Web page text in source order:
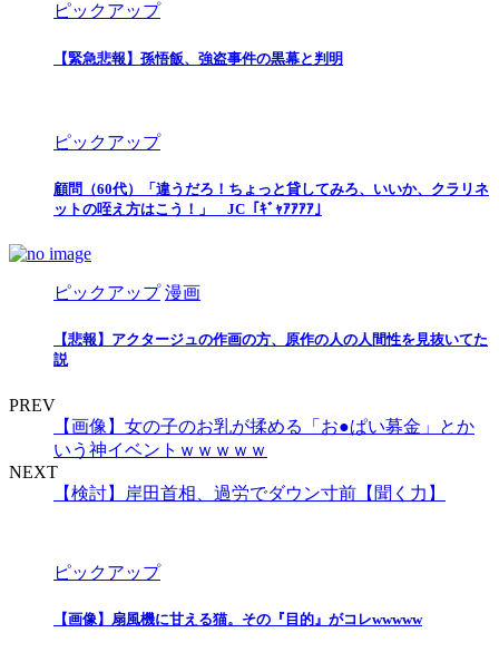
ピックアップ
【緊急悲報】孫悟飯、強盗事件の黒幕と判明
ピックアップ
顧問（60代）「違うだろ！ちょっと貸してみろ、いいか、クラリネ
ットの咥え方はこう！」 JC「ｷﾞｬｱｱｱｱ｣
ピックアップ 漫画
【悲報】アクタージュの作画の方、原作の人の人間性を見抜いてた
説
PREV
【画像】女の子のお乳が揉める「お●ぱい募金」とか
いう神イベントｗｗｗｗｗ
NEXT
【検討】岸田首相、過労でダウン寸前【聞く力】
ピックアップ
【画像】扇風機に甘える猫。その『目的』がコレwwwww